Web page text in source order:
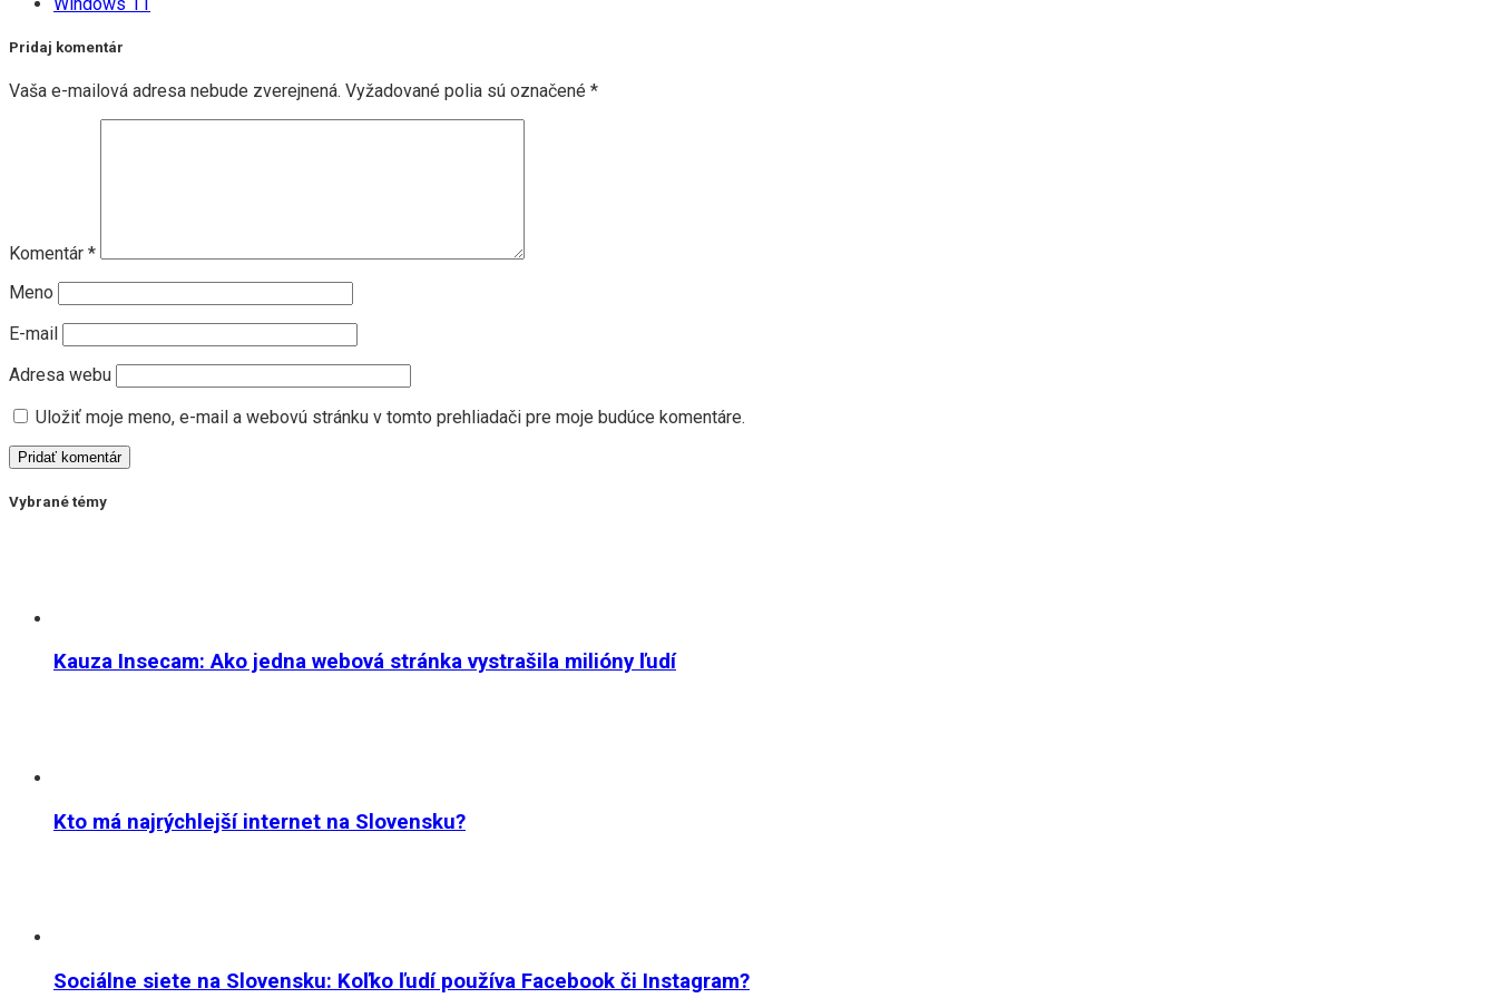
Pridaj komentár
Vaša e-mailová adresa nebude zverejnená. Vyžadované polia sú označené *
Komentár *
Meno
E-mail
Adresa webu
Uložiť moje meno, e-mail a webovú stránku v tomto prehliadači pre moje budúce komentáre.
Vybrané témy
Kauza Insecam: Ako jedna webová stránka vystrašila milióny ľudí
Kto má najrýchlejší internet na Slovensku?
Sociálne siete na Slovensku: Koľko ľudí používa Facebook či Instagram?